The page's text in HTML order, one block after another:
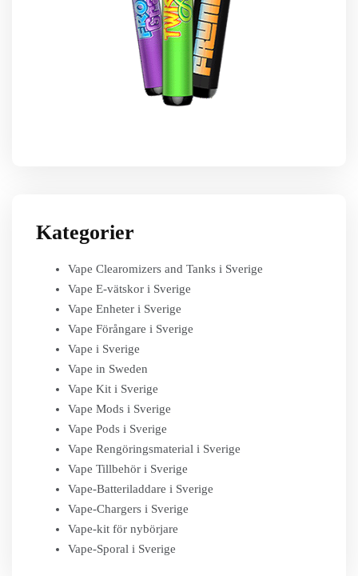
Kategorier
Vape Clearomizers and Tanks i Sverige
Vape E-vätskor i Sverige
Vape Enheter i Sverige
Vape Förångare i Sverige
Vape i Sverige
Vape in Sweden
Vape Kit i Sverige
Vape Mods i Sverige
Vape Pods i Sverige
Vape Rengöringsmaterial i Sverige
Vape Tillbehör i Sverige
Vape-Batteriladdare i Sverige
Vape-Chargers i Sverige
Vape-kit för nybörjare
Vape-Sporal i Sverige